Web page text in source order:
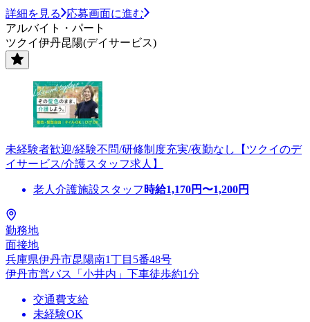
詳細を見る
応募画面に進む
アルバイト・パート
ツクイ伊丹昆陽(デイサービス)
未経験者歓迎/経験不問/研修制度充実/夜勤なし【ツクイのデ
イサービス/介護スタッフ求人】
老人介護施設スタッフ 時給1,170円〜1,200円
勤務地
面接地
兵庫県伊丹市昆陽南1丁目5番48号
伊丹市営バス「小井内」下車徒歩約1分
交通費支給
未経験OK